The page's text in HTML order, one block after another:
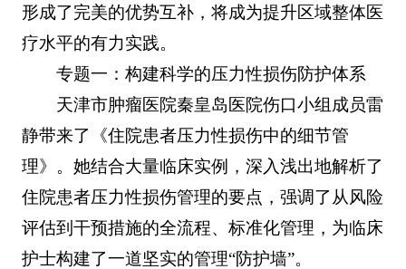
形成了完美的优势互补，将成为提升区域整体医
疗水平的有力实践。
专题一：构建科学的压力性损伤防护体系
天津市肿瘤医院秦皇岛医院伤口小组成员雷
静带来了《住院患者压力性损伤中的细节管
理》。她结合大量临床实例，深入浅出地解析了
住院患者压力性损伤管理的要点，强调了从风险
评估到干预措施的全流程、标准化管理，为临床
护士构建了一道坚实的管理“防护墙”。